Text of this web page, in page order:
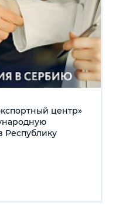
центр»
Республику